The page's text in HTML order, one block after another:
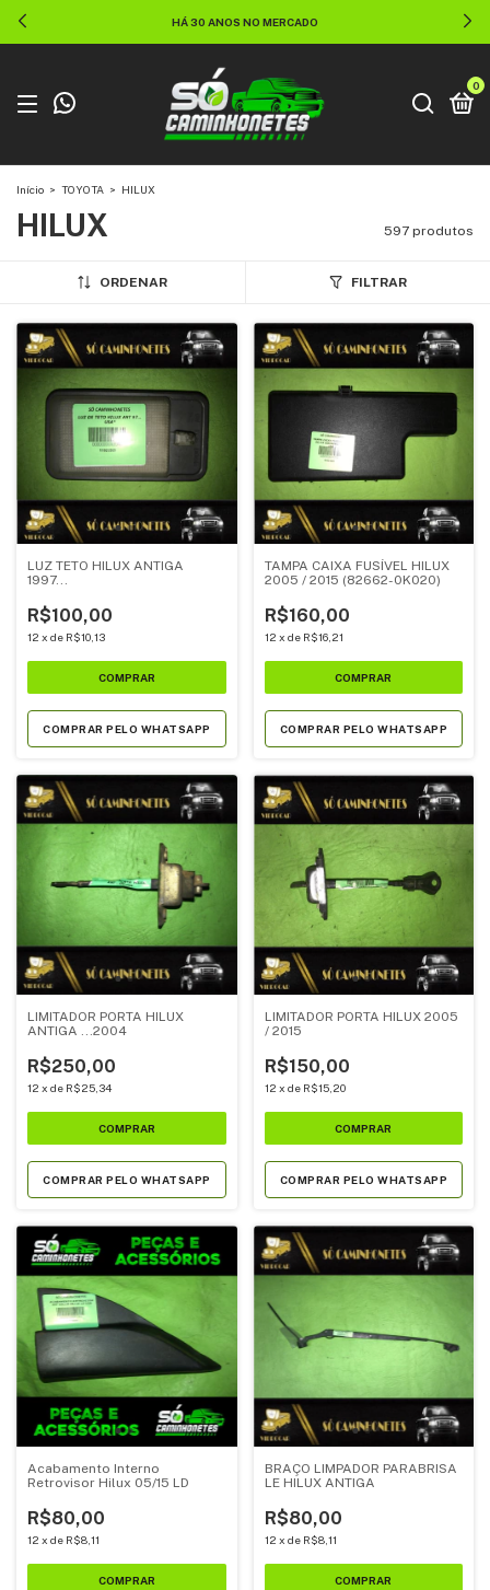
HÁ 30 ANOS NO MERCADO
0
Início > TOYOTA > HILUX
HILUX 597 produtos
ORDENAR FILTRAR
LUZ TETO HILUX ANTIGA
1997...
R$100,00
12 x de R$10,13
COMPRAR PELO WHATSAPP
TAMPA CAIXA FUSÍVEL HILUX
2005 / 2015 (82662-0K020)
R$160,00
12 x de R$16,21
COMPRAR PELO WHATSAPP
LIMITADOR PORTA HILUX
ANTIGA ...2004
R$250,00
12 x de R$25,34
COMPRAR PELO WHATSAPP
LIMITADOR PORTA HILUX 2005
/ 2015
R$150,00
12 x de R$15,20
COMPRAR PELO WHATSAPP
Acabamento Interno
Retrovisor Hilux 05/15 LD
R$80,00
12 x de R$8,11
BRAÇO LIMPADOR PARABRISA
LE HILUX ANTIGA
R$80,00
12 x de R$8,11